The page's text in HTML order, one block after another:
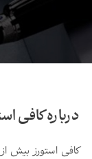
درباره کافی